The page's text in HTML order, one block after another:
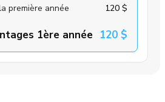
première année 120 $
1ère année 120 $